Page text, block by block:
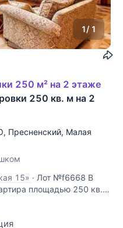
1/ 1
250 м² на 2 этаже
250 кв. м на 2
, Пресненский, Малая
15» · Лот №f6668 В
площадью 250 кв.м.
Баскакова, сооружён в
Пиотровича.
творчества зодчего